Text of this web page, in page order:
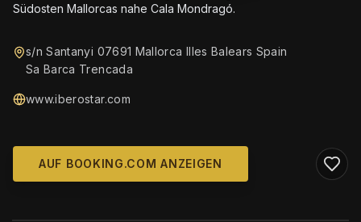
Südosten Mallorcas nahe Cala Mondragó.
s/n Santanyi 07691 Mallorca Illes Balears Spain
Sa Barca Trencada
www.iberostar.com
AUF BOOKING.COM ANZEIGEN